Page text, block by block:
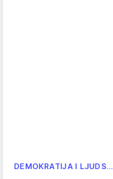
DEMOKRATIJA I LJUDS…